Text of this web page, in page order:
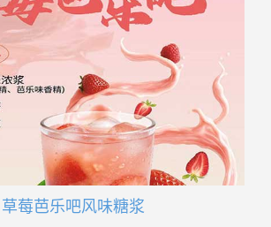
草莓芭乐吧风味糖浆